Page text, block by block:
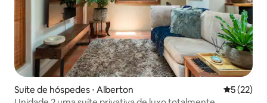
Suíte de hóspedes ⋅ Alberton 5 de uma
5 (22)